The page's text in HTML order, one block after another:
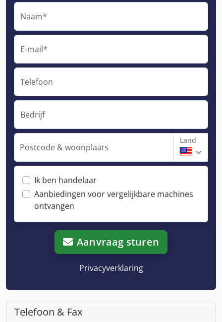
Naam*
E-mail*
Telefoon
Bedrijf
Postcode & woonplaats
Land
Ik ben handelaar
Aanbiedingen voor vergelijkbare machines
ontvangen
Aanvraag sturen
Privacyverklaring
Telefoon & Fax